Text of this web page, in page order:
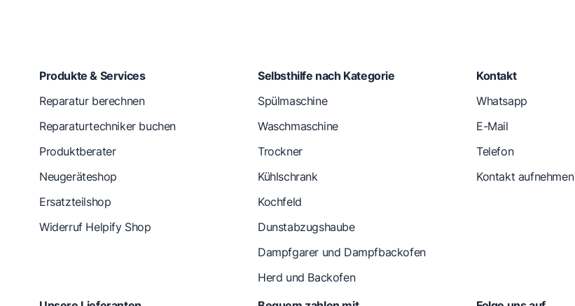
Produkte & Services
Reparatur berechnen
Reparaturtechniker buchen
Produktberater
Neugeräteshop
Ersatzteilshop
Widerruf Helpify Shop
Selbsthilfe nach Kategorie
Spülmaschine
Waschmaschine
Trockner
Kühlschrank
Kochfeld
Dunstabzugshaube
Dampfgarer und Dampfbackofen
Herd und Backofen
Kontakt
Whatsapp
E-Mail
Telefon
Kontakt aufnehmen